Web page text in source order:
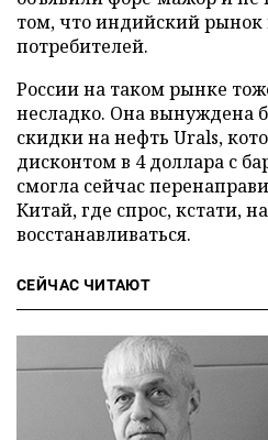
том, что индийский
потребителей.
России на таком рынке
несладко. Она вынуждена
скидки на нефть Urals,
дисконтом в 4 доллара с
смогла сейчас
Китай, где спрос, кстати,
восстанавливаться.
СЕЙЧАС ЧИТАЮТ